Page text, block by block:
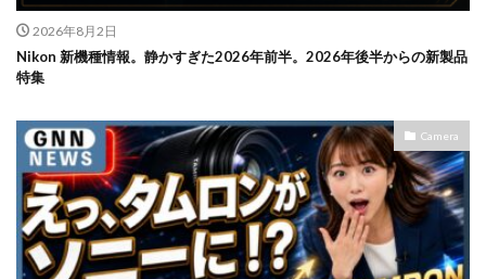
2026年8月2日
Nikon 新機種情報。静かすぎた2026年前半。2026年後半からの新製品
特集
Camera